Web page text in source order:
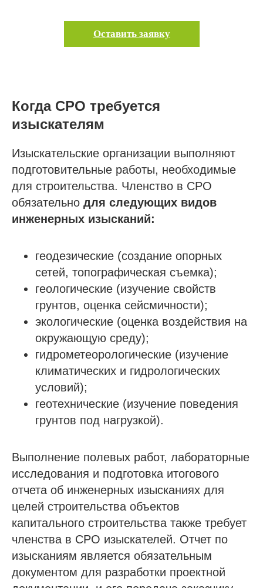
Оставить заявку
Когда СРО требуется
изыскателям
Изыскательские организации выполняют
подготовительные работы, необходимые
для строительства. Членство в СРО
обязательно для следующих видов
инженерных изысканий:
геодезические (создание опорных
сетей, топографическая съемка);
геологические (изучение свойств
грунтов, оценка сейсмичности);
экологические (оценка воздействия на
окружающую среду);
гидрометеорологические (изучение
климатических и гидрологических
условий);
геотехнические (изучение поведения
грунтов под нагрузкой).
Выполнение полевых работ, лабораторные
исследования и подготовка итогового
отчета об инженерных изысканиях для
целей строительства объектов
капитального строительства также требует
членства в СРО изыскателей. Отчет по
изысканиям является обязательным
документом для разработки проектной